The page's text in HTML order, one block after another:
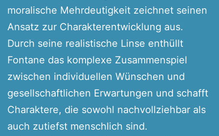
moralische Mehrdeutigkeit zeichnet seinen
Ansatz zur Charakterentwicklung aus.
Durch seine realistische Linse enthüllt
Fontane das komplexe Zusammenspiel
zwischen individuellen Wünschen und
gesellschaftlichen Erwartungen und schafft
Charaktere, die sowohl nachvollziehbar als
auch zutiefst menschlich sind.